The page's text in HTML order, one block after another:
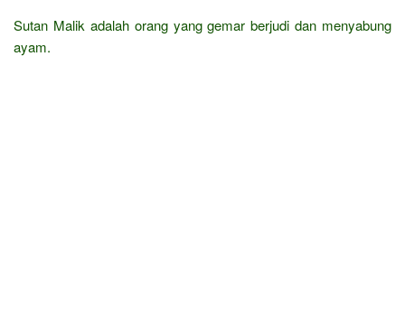
Sutan Malik adalah orang yang gemar berjudi dan menyabung
ayam.